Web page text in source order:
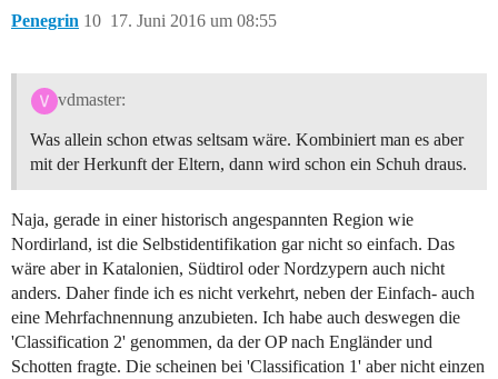
Penegrin 17. Juni 2016 um 08:55
10
vdmaster:
Was allein schon etwas seltsam wäre. Kombiniert man es aber
mit der Herkunft der Eltern, dann wird schon ein Schuh draus.
Naja, gerade in einer historisch angespannten Region wie
Nordirland, ist die Selbstidentifikation gar nicht so einfach. Das
wäre aber in Katalonien, Südtirol oder Nordzypern auch nicht
anders. Daher finde ich es nicht verkehrt, neben der Einfach- auch
eine Mehrfachnennung anzubieten. Ich habe auch deswegen die
'Classification 2' genommen, da der OP nach Engländer und
Schotten fragte. Die scheinen bei 'Classification 1' aber nicht einzen